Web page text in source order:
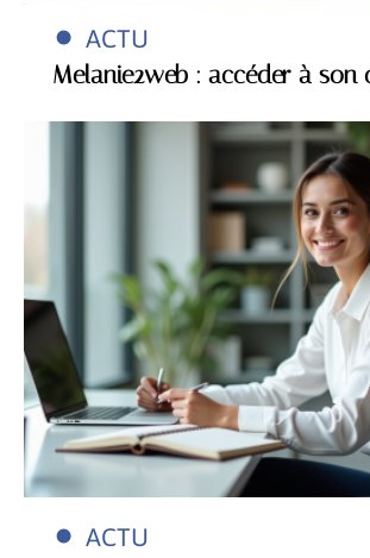
ACTU
Melanie2web : accéder à son
ACTU